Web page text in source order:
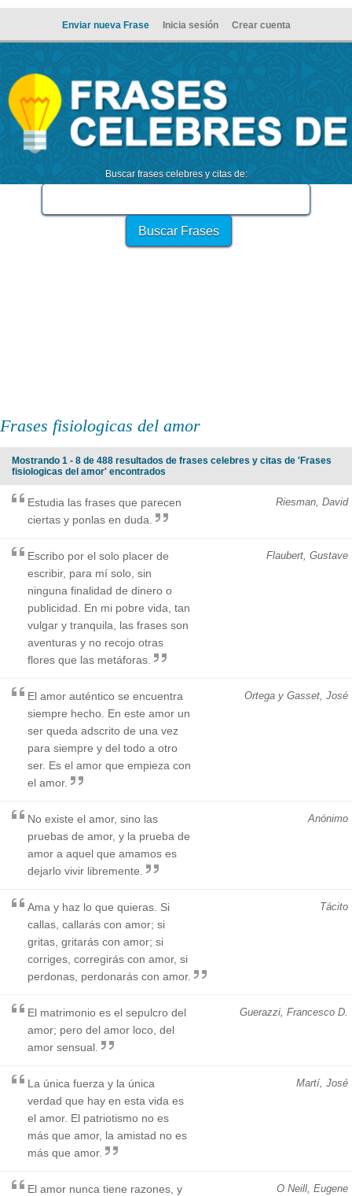
Enviar nueva Frase Inicia sesión Crear cuenta
Buscar frases celebres y citas de:
Frases fisiologicas del amor
Mostrando 1 - 8 de 488 resultados de frases celebres y citas de 'Frases
fisiologicas del amor' encontrados
Riesman, David
Estudia las frases que parecen
ciertas y ponlas en duda.
Flaubert, Gustave
Escribo por el solo placer de
escribir, para mí solo, sin
ninguna finalidad de dinero o
publicidad. En mi pobre vida, tan
vulgar y tranquila, las frases son
aventuras y no recojo otras
flores que las metáforas.
Ortega y Gasset, José
El amor auténtico se encuentra
siempre hecho. En este amor un
ser queda adscrito de una vez
para siempre y del todo a otro
ser. Es el amor que empieza con
el amor.
Anónimo
No existe el amor, sino las
pruebas de amor, y la prueba de
amor a aquel que amamos es
dejarlo vivir libremente.
Tácito
Ama y haz lo que quieras. Si
callas, callarás con amor; si
gritas, gritarás con amor; si
corriges, corregirás con amor, si
perdonas, perdonarás con amor.
Guerazzi, Francesco D.
El matrimonio es el sepulcro del
amor; pero del amor loco, del
amor sensual.
Martí, José
La única fuerza y la única
verdad que hay en esta vida es
el amor. El patriotismo no es
más que amor, la amistad no es
más que amor.
O Neill, Eugene
El amor nunca tiene razones, y